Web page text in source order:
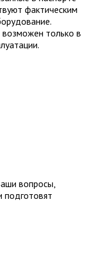
фактическим
только в
вопросы,